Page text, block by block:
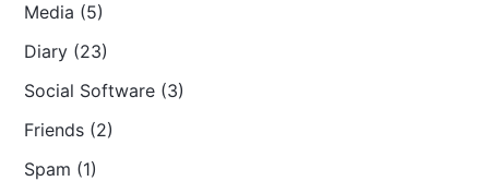
Media (5)
Diary (23)
Social Software (3)
Friends (2)
Spam (1)